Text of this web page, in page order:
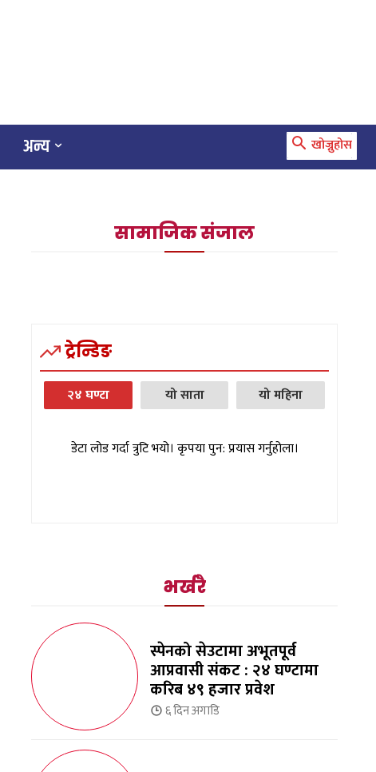
अन्य खोज्नुहोस
सामाजिक संजाल
ट्रेन्डिङ
२४ घण्टा यो साता यो महिना
डेटा लोड गर्दा त्रुटि भयो। कृपया पुन: प्रयास गर्नुहोला।
भर्खरै
स्पेनको सेउटामा अभूतपूर्व
आप्रवासी संकट : २४ घण्टामा
करिब ४९ हजार प्रवेश
६ दिनअगाडि